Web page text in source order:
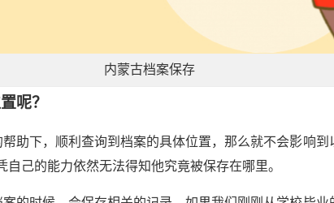
内蒙古档案保存
呢？
助下，顺利查询到档案的具体位置，那么就不会影响
己的能力依然无法得知他究竟被保存在哪里。